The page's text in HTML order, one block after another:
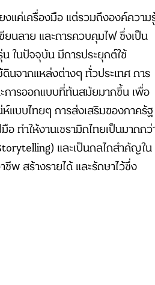
แค่เครื่องมือ แต่รวมถึงองค์ความ
ยนลาย และการควบคุมไฟ ซึ่งเป็น
ในปัจจุบัน มีการประยุกต์ใช้
ดินจากแหล่งต่างๆ ทั่วประเทศ การ
ารออกแบบที่ทันสมัยมากขึ้น เพื่อ
แบบไทยๆ การส่งเสริมของภาครัฐ
ทำให้งานเซรามิกไทยเป็นมากก
และเป็นกลไกสำคัญใน
พ สร้างรายได้ และรักษาไว้ซึ่ง